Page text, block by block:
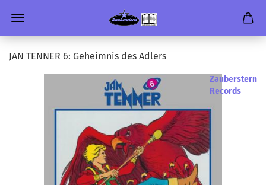
JAN TEN­NER 6: Ge­heim­nis des Ad­lers
Zauberstern
Records